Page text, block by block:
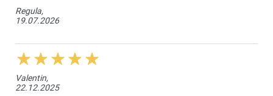
Regula,
19.07.2026
Valentin,
22.12.2025